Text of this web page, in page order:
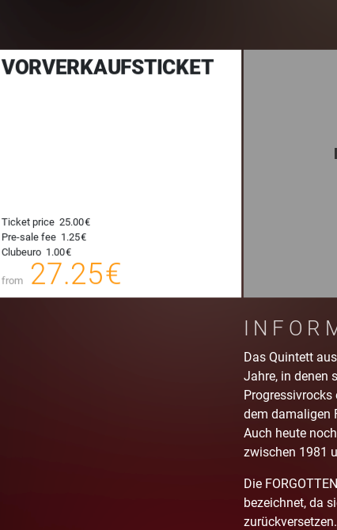
VORVERKAUFSTICKET
Ticket price 25.00 €
Pre-sale fee 1.25 €
Clubeuro 1.00 €
from 27.25 €
00
Das Quintett
Jahre, in denen
dem damaligen
Auch heute
zwischen 1981
Die
bezeichnet, da